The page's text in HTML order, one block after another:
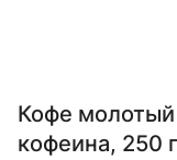
Кофе
кофеина, 250